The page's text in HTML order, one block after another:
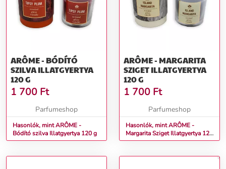
ARÔME - BÓDÍTÓ
SZILVA ILLATGYERTYA
120 G
1 700 Ft
Parfumeshop
Hasonlók, mint ARÔME -
Bódító szilva Illatgyertya 120 g
ARÔME - MARGARITA
SZIGET ILLATGYERTYA
120 G
1 700 Ft
Parfumeshop
Hasonlók, mint ARÔME -
Margarita Sziget Illatgyertya 120
g